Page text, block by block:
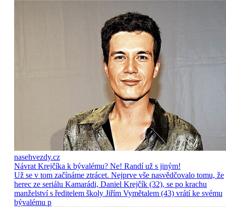
nasehvezdy.cz
Návrat Krejčíka k bývalému? Ne! Randí už s jiným!
Už se v tom začínáme ztrácet. Nejprve vše nasvědčovalo tomu, že
herec ze seriálu Kamarádi, Daniel Krejčík (32), se po krachu
manželství s ředitelem školy Jiřím Vymětalem (43) vrátí ke svému
bývalému p